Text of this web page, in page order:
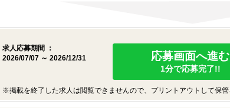
求人応募期間 ：
2026/07/07 ～ 2026/12/31
応募画面へ進む
1分で応募完了!!
※掲載を終了した求人は閲覧できませんので、プリントアウトして保管